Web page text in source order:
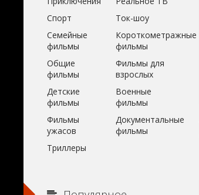
Спорт
Ток-шоу
Семейные
фильмы
Короткометражные
фильмы
Общие
фильмы
Фильмы для
взрослых
Детские
фильмы
Военные
фильмы
Фильмы
ужасов
Документальные
фильмы
Триллеры